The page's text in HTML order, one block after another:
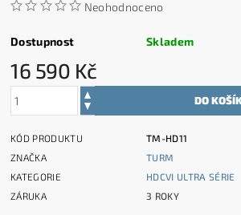
Neohodnoceno
Dostupnost Skladem
16 590 Kč
KÓD PRODUKTU
TM-HD11
ZNAČKA
TURM
KATEGORIE
HDCVI ULTRA SÉRIE
ZÁRUKA
3 ROKY